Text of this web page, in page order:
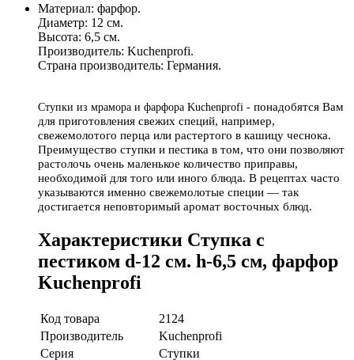
Материал: фарфор.
Диаметр: 12 см.
Высота: 6,5 см.
Производитель: Kuchenprofi.
Страна производитель: Германия.
Ступки из мрамора и фарфора Kuchenprofi - понадобятся Вам
для приготовления свежих специй, например,
свежемолотого перца или растертого в кашицу чеснока.
Преимущество ступки и пестика в том, что они позволяют
растолочь очень маленькое количество приправы,
необходимой для того или иного блюда. В рецептах часто
указываются именно свежемолотые специи — так
достигается неповторимый аромат восточных блюд.
Характеристики Ступка с
пестиком d-12 см. h-6,5 см, фарфор
Kuchenprofi
Код товара
2124
Производитель
Kuchenprofi
Серия
Ступки